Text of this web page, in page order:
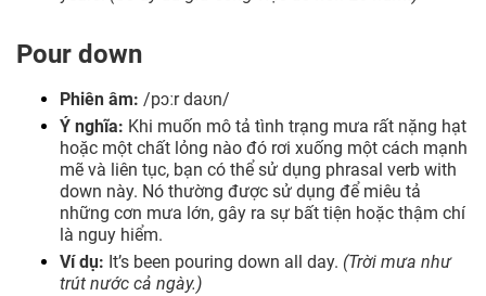
Pour down
Phiên âm: /pɔːr daʊn/
Ý nghĩa: Khi muốn mô tả tình trạng mưa rất nặng hạt
hoặc một chất lỏng nào đó rơi xuống một cách mạnh
mẽ và liên tục, bạn có thể sử dụng phrasal verb with
down này. Nó thường được sử dụng để miêu tả
những cơn mưa lớn, gây ra sự bất tiện hoặc thậm chí
là nguy hiểm.
Ví dụ: It’s been pouring down all day. (Trời mưa như
trút nước cả ngày.)